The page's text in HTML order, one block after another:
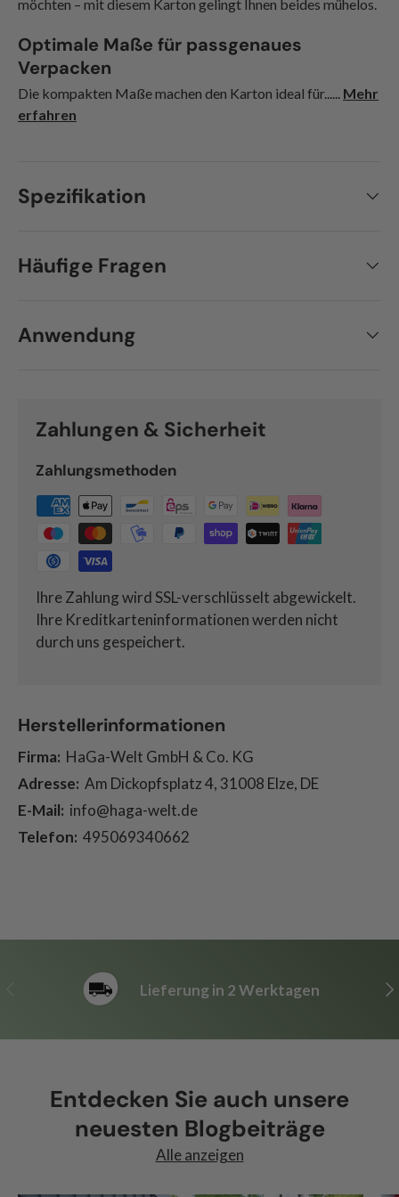
möchten – mit diesem Karton gelingt Ihnen beides mühelos.
Optimale Maße für passgenaues
Verpacken
Die kompakten Maße machen den Karton ideal für...... Mehr
erfahren
Spezifikation
Häufige Fragen
Anwendung
Zahlungen & Sicherheit
Zahlungsmethoden
Ihre Zahlung wird SSL-verschlüsselt abgewickelt.
Ihre Kreditkarteninformationen werden nicht
durch uns gespeichert.
Herstellerinformationen
Firma: HaGa-Welt GmbH & Co. KG
Adresse: Am Dickopfsplatz 4, 31008 Elze, DE
E-Mail: info@haga-welt.de
Telefon: 495069340662
Lieferung in 2 Werktagen
Entdecken Sie auch unsere
neuesten Blogbeiträge
Alle anzeigen